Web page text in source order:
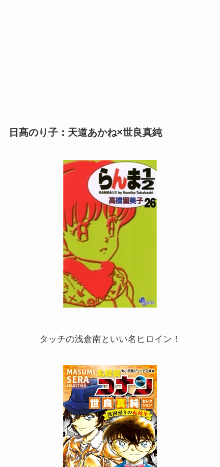
日髙のり子：天道あかね×世良真純
タッチの浅倉南といい名ヒロイン！